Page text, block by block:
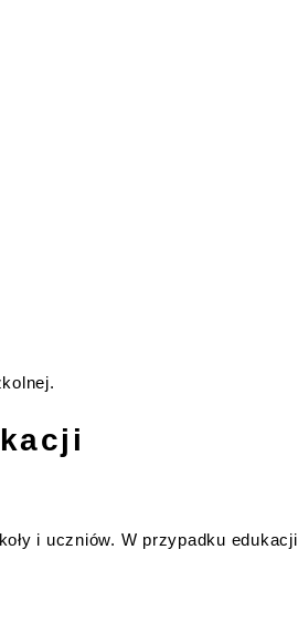
i uczniów. W przypadku edukacji